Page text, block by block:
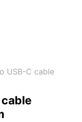
USB-C cable
cable